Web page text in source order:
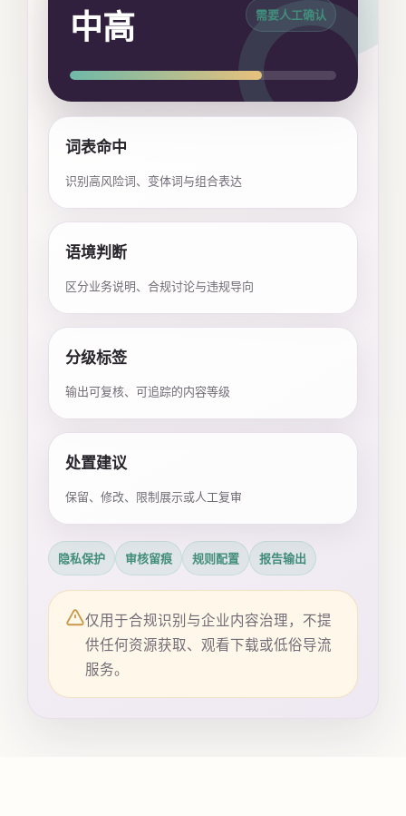
中高 需要人工确认
词表命中
识别高风险词、变体词与组合表达
语境判断
区分业务说明、合规讨论与违规导向
分级标签
输出可复核、可追踪的内容等级
处置建议
保留、修改、限制展示或人工复审
隐私保护 审核留痕 规则配置 报告输出
仅用于合规识别与企业内容治理，不提
供任何资源获取、观看下载或低俗导流
服务。